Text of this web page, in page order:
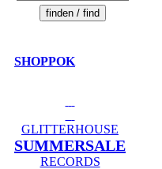
SHOPPOK
GLITTERHOUSE
SUMMERSALE
RECORDS